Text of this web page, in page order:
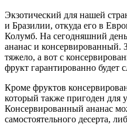
Экзотический для нашей
и Бразилии, откуда его в
Колумб. На сегодняшний
ананас и консервированный.
тяжело, а вот с
фрукт гарантированно будет
Кроме фруктов
который также пригоден для
Консервированный ананас
самостоятельного десерта,